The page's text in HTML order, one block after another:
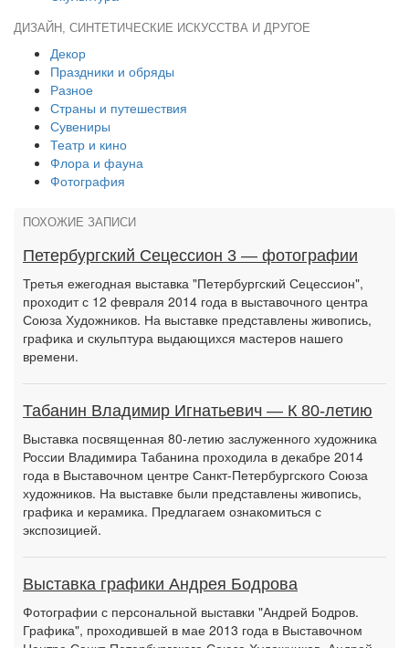
ДИЗАЙН, СИНТЕТИЧЕСКИЕ ИСКУССТВА И ДРУГОЕ
Декор
Праздники и обряды
Разное
Страны и путешествия
Сувениры
Театр и кино
Флора и фауна
Фотография
ПОХОЖИЕ ЗАПИСИ
Петербургский Сецессион 3 — фотографии
Третья ежегодная выставка "Петербургский Сецессион",
проходит с 12 февраля 2014 года в выставочного центра
Союза Художников. На выставке представлены живопись,
графика и скульптура выдающихся мастеров нашего
времени.
Табанин Владимир Игнатьевич — К 80-летию
Выставка посвященная 80-летию заслуженного художника
России Владимира Табанина проходила в декабре 2014
года в Выставочном центре Санкт-Петербургского Союза
художников. На выставке были представлены живопись,
графика и керамика. Предлагаем ознакомиться с
экспозицией.
Выставка графики Андрея Бодрова
Фотографии с персональной выставки "Андрей Бодров.
Графика", проходившей в мае 2013 года в Выставочном